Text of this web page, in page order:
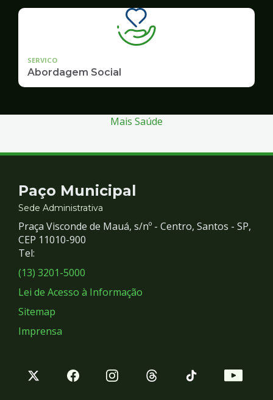
SERVICO
Abordagem Social
Mais Saúde
Contato
e
Redes
Sociais
Paço Municipal
Sede Administrativa
Praça Visconde de Mauá, s/nº - Centro, Santos - SP,
CEP 11010-900
Tel:
(13) 3201-5000
Lei de Acesso à Informação
Sitemap
Imprensa